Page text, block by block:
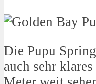
Die Pupu
auch sehr